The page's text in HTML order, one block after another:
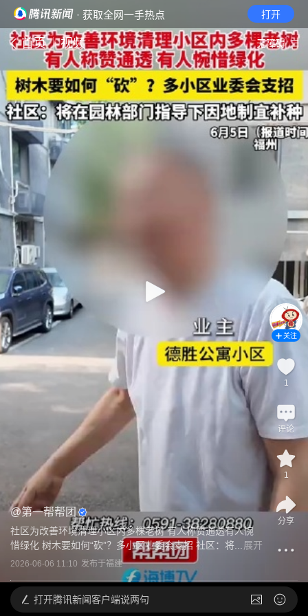
· 获取全网一手热点 打开
首页 视频 无障碍
@第一帮帮团
社区为改善环境清理小区内多棵老树 有人称赞通透有人惋
惜绿化 树木要如何“砍”？多小区业委会支招 社区：将...
展开
2026-06-06 11:10 发布于福建
关注
1
评论
1
分享
打开腾讯新闻客户端说两句